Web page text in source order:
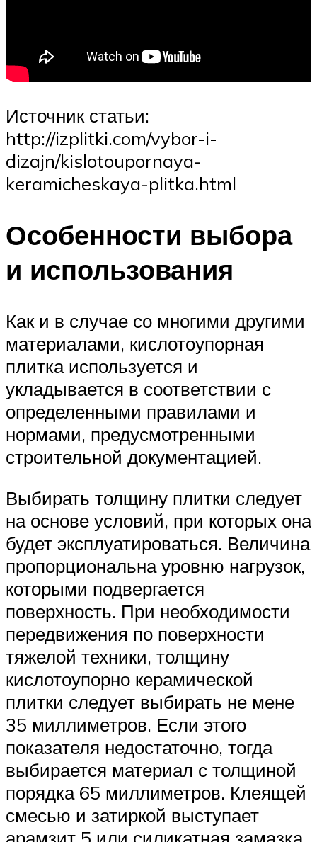
Источник статьи:
http://izplitki.com/vybor-i-
dizajn/kislotoupornaya-
keramicheskaya-plitka.html
Особенности выбора
и использования
Как и в случае со многими другими
материалами, кислотоупорная
плитка используется и
укладывается в соответствии с
определенными правилами и
нормами, предусмотренными
строительной документацией.
Выбирать толщину плитки следует
на основе условий, при которых она
будет эксплуатироваться. Величина
пропорциональна уровню нагрузок,
которыми подвергается
поверхность. При необходимости
передвижения по поверхности
тяжелой техники, толщину
кислотоупорно керамической
плитки следует выбирать не мене
35 миллиметров. Если этого
показателя недостаточно, тогда
выбирается материал с толщиной
порядка 65 миллиметров. Клеящей
смесью и затиркой выступает